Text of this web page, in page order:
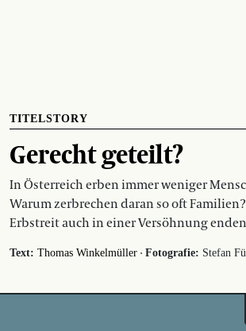
TITELSTORY
Gerecht geteilt?
In Österreich erben immer weniger
Warum zerbrechen daran so oft
Erbstreit auch in einer Versöhnung
Text: Thomas Winkelmüller · Fotografie: Stefan